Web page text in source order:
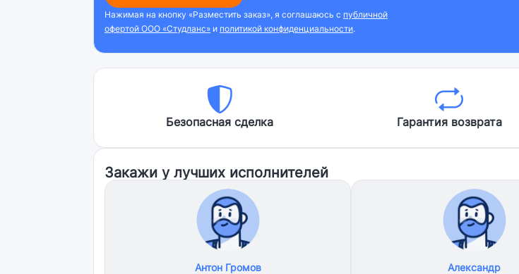
Нажимая на кнопку «Разместить заказ», я соглашаюсь с публичной
офертой ООО «Студланс» и политикой конфиденциальности.
Безопасная сделка Гарантия возврата
Закажи у лучших исполнителей
Антон Громов
Александр